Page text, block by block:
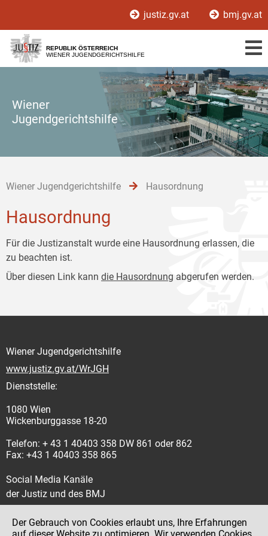
[1]
[2]
[3]
justiz.gv.at bmj.gv.at
REPUBLIK ÖSTERREICH
WIENER JUGENDGERICHTSHILFE
Wiener
Jugendgerichtshilfe
Wiener Jugendgerichtshilfe Hausordnung
Hausordnung
Für die Justizanstalt wurde eine Hausordnung erlassen, die
zu beachten ist.
Über diesen Link kann die Hausordnung abgerufen werden.
Wiener Jugendgerichtshilfe
www.justiz.gv.at/WrJGH
Dienststelle:
1080 Wien
Wickenburggasse 18-20
Telefon: + 43 1 40403 358 DW 861 oder 862
Fax: +43 1 40403 358 865
Social Media Kanäle
der Justiz und des BMJ
Der Gebrauch von Cookies erlaubt uns, Ihre Erfahrungen